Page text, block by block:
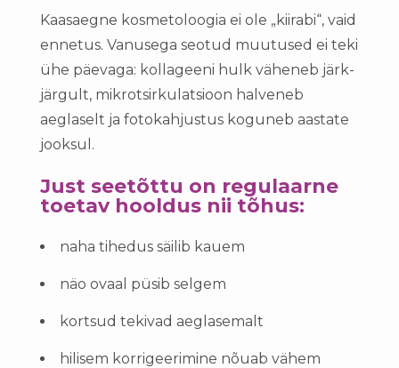
Kaasaegne kosmetoloogia ei ole „kiirabi“, vaid
ennetus. Vanusega seotud muutused ei teki
ühe päevaga: kollageeni hulk väheneb järk-
järgult, mikrotsirkulatsioon halveneb
aeglaselt ja fotokahjustus koguneb aastate
jooksul.
Just seetõttu on regulaarne
toetav hooldus nii tõhus:
naha tihedus säilib kauem
näo ovaal püsib selgem
kortsud tekivad aeglasemalt
hilisem korrigeerimine nõuab vähem